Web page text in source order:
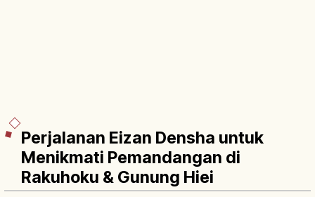
Perjalanan Eizan Densha untuk
Menikmati Pemandangan di
Rakuhoku & Gunung Hiei